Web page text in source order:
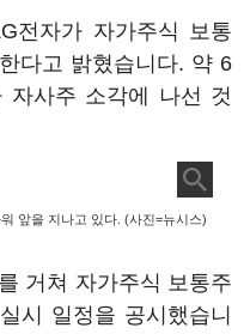
전자가 자가주식 보통
다고 밝혔습니다. 약 6
자사주 소각에 나선 것
앞을 지나고 있다. (사진=뉴시스)
거쳐 자가주식 보통주
시 일정을 공시했습니